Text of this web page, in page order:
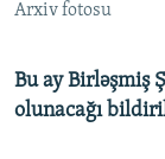
AZADLIQRADIOSU
XƏBƏR
RFE/RL-in
Arxiv fotosu
Bu ay Birləşmiş
olunacağı